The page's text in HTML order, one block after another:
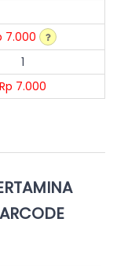
7.000
1
Rp 7.000